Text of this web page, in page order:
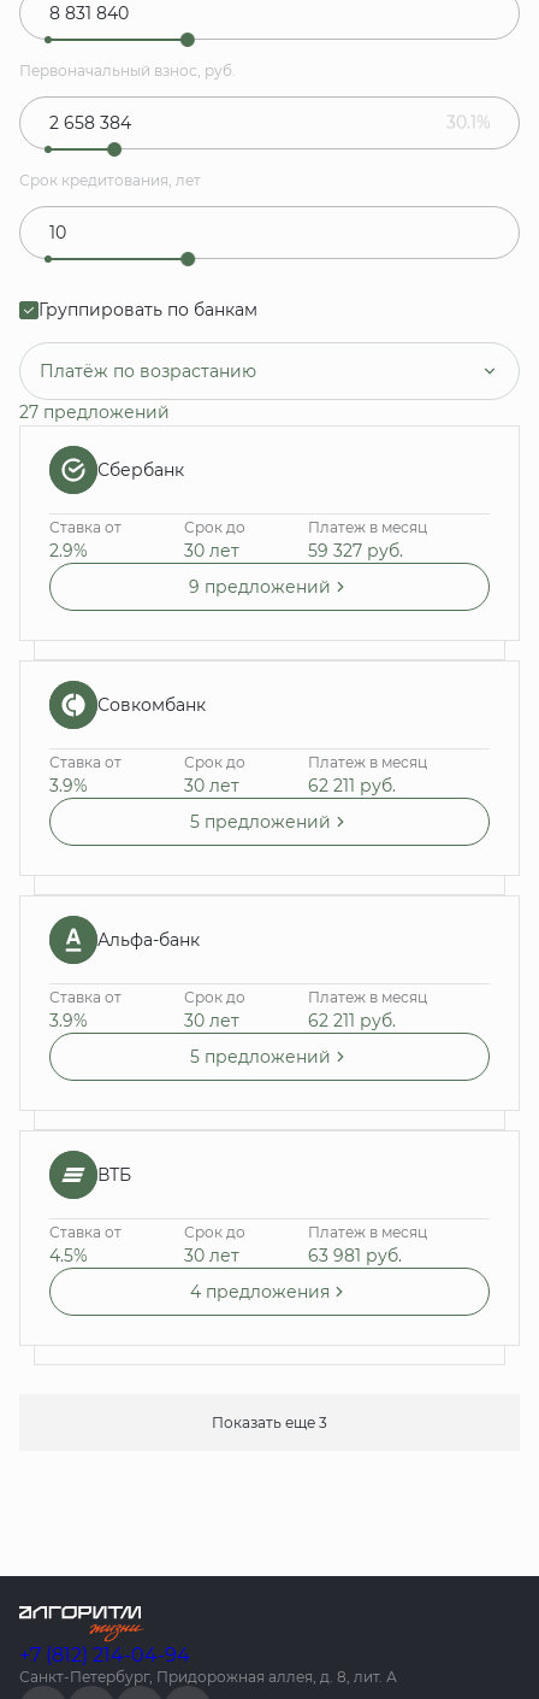
Первоначальный взнос, руб.
30.1%
Срок кредитования, лет
Группировать по банкам
Платёж по возрастанию
27 предложений
Сбербанк
Ставка от
2.9%
Срок до
30 лет
Платеж в месяц
59 327 руб.
9 предложений
Совкомбанк
Ставка от
3.9%
Срок до
30 лет
Платеж в месяц
62 211 руб.
5 предложений
Альфа-банк
Ставка от
3.9%
Срок до
30 лет
Платеж в месяц
62 211 руб.
5 предложений
ВТБ
Ставка от
4.5%
Срок до
30 лет
Платеж в месяц
63 981 руб.
4 предложения
Показать еще 3
+7 (812) 214-04-94
Санкт-Петербург, Придорожная аллея, д. 8, лит. А